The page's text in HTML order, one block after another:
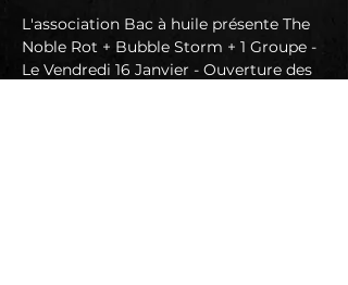
L'association Bac à huile présente The
Noble Rot + Bubble Storm + 1 Groupe -
Le Vendredi 16 Janvier - Ouverture des